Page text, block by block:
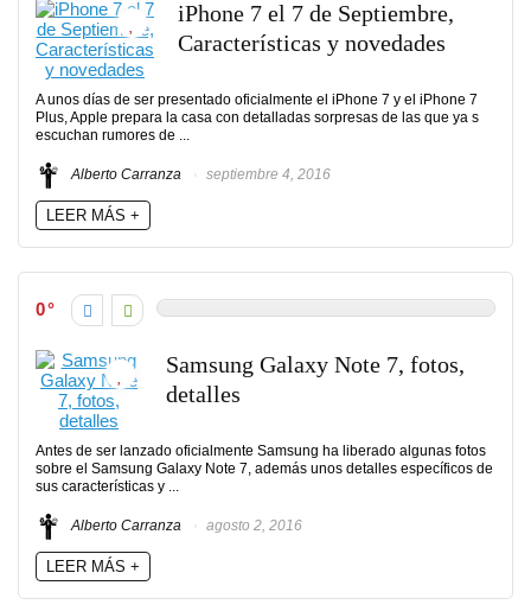
iPhone 7 el 7 de Septiembre,
Características y novedades
A unos días de ser presentado oficialmente el iPhone 7 y el iPhone 7
Plus, Apple prepara la casa con detalladas sorpresas de las que ya s
escuchan rumores de ...
Alberto Carranza septiembre 4, 2016
LEER MÁS +
0
Samsung Galaxy Note 7, fotos,
detalles
Antes de ser lanzado oficialmente Samsung ha liberado algunas fotos
sobre el Samsung Galaxy Note 7, además unos detalles específicos de
sus características y ...
Alberto Carranza agosto 2, 2016
LEER MÁS +